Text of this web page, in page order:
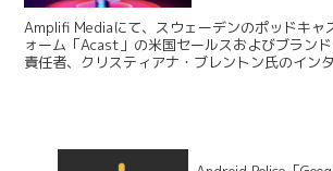
Amplifi Mediaにて、スウェーデンのポッドキャ
ォーム「Acast」の米国セールスおよびブラン
責任者、クリスティアナ・ブレントン氏のイン